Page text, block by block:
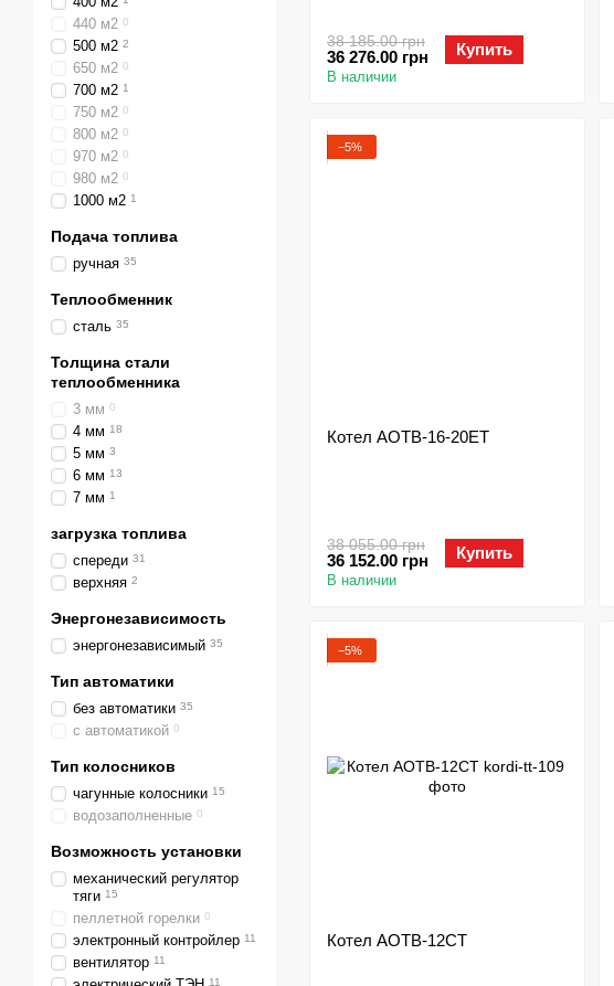
38 185.00 грн
36 276.00 грн Купить
В наличии
−5%
Котел АОТВ-16-20ЕТ
38 055.00 грн
36 152.00 грн Купить
В наличии
−5%
Котел АОТВ-12СТ
440 м2 0
500 м2 2
650 м2 0
700 м2 1
750 м2 0
800 м2 0
970 м2 0
980 м2 0
1000 м2 1
Подача топлива
ручная 35
Теплообменник
сталь 35
Толщина стали
теплообменника
3 мм 0
4 мм 18
5 мм 3
6 мм 13
7 мм 1
загрузка топлива
спереди 31
верхняя 2
Энергонезависимость
энергонезависимый 35
Тип автоматики
без автоматики 35
с автоматикой 0
Тип колосников
чагунные колосники 15
водозаполненные 0
Возможность установки
механический регулятор
тяги 15
пеллетной горелки 0
электронный контройлер 11
вентилятор 11
11